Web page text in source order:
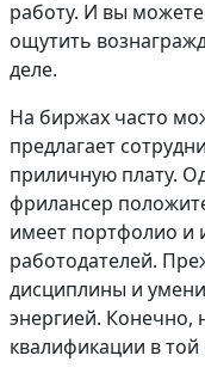
работу. И вы
ощутить
деле.
На биржах часто
предлагает
приличную плату.
фрилансер
имеет портфолио и
работодателей.
дисциплины и
энергией. Конечно,
квалификации в